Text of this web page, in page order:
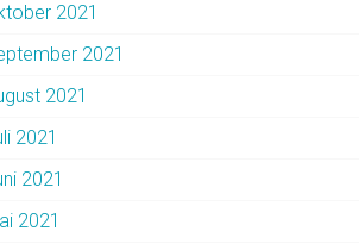
2021
2021
2021
2021
2021
2021